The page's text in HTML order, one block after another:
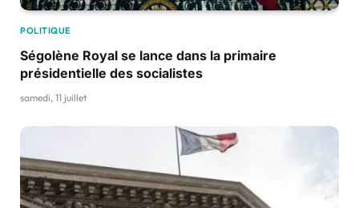
POLITIQUE
Ségolène Royal se lance dans la primaire
présidentielle des socialistes
samedi, 11 juillet